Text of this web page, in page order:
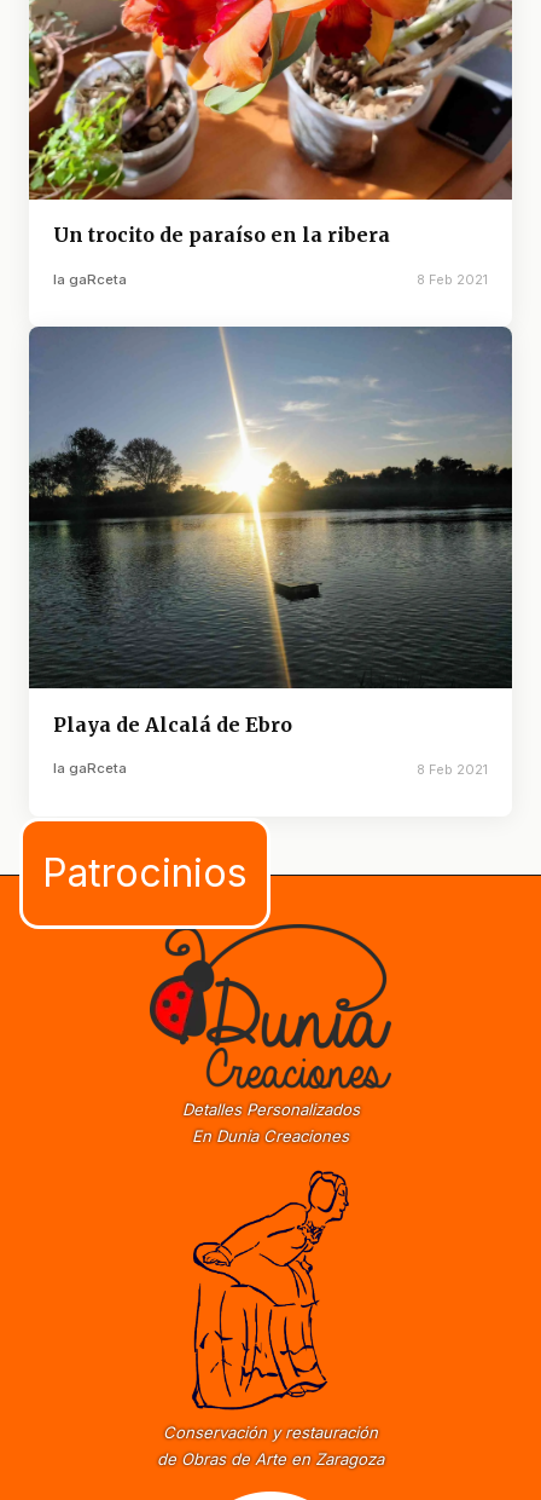
Un trocito de paraíso en la ribera
la gaRceta 8 Feb 2021
Playa de Alcalá de Ebro
la gaRceta 8 Feb 2021
Detalles Personalizados
En Dunia Creaciones
Conservación y restauración
de Obras de Arte en Zaragoza